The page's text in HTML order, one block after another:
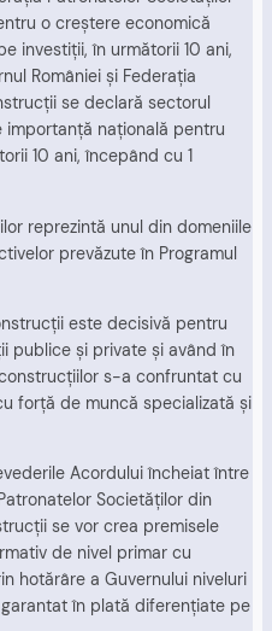
o creştere economică
investiţii, în următorii 10 ani,
României şi Federaţia
se declară sectorul
naţională pentru
10 ani, începând cu 1
reprezintă unul din domeniile
prevăzute în Programul
este decisivă pentru
publice şi private şi având în
s-a confruntat cu
forţă de muncă specializată şi
Acordului încheiat între
Societăţilor din
se vor crea premisele
de nivel primar cu
hotărâre a Guvernului niveluri
în plată diferenţiate pe